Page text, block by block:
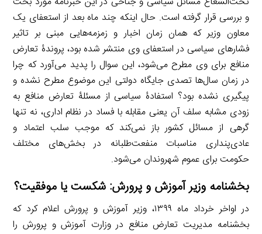
و بررسی قرار گرفته است. حال اینکه چند ماه بعد از استعفای یک
معاون وزیر که همان زمان اخبار و زمزمه‌هایی مبنی بر تاثیر
فشارهای سیاسی در استعفای وی منتشر شده بود، پروندۀ تعارض
منافع برای وی مطرح می‌شود، این سوال را پدید می‌آورد که چرا
در زمان سال‌ها تصدی جایگاه دولتی این موضوع مطرح نشده و
پیگیری نشده بود؟ استفادۀ سیاسی از مسئلۀ تعارض منافع به
زودی مشابه سلف آن یعنی مقابله با فساد در نظام اداری، نه تنها
گرهی از مسائل کشور باز نمی‌کند که موجب سلب اعتماد و
عادی‌پنداری مناسبات منفعت‌طلبانه در بخش‌های مختلف
حکومت برای عموم شهروندان می‌شود.
بخشنامه وزیر آموزش و پرورش: شکست یا موفقیت؟
در اواخر خرداد ماه ۱۳۹۹، وزیر آموزش و پرورش اعلام کرد که
بخشنامه مدیریت تعارض منافع در وزارت آموزش و پرورش را